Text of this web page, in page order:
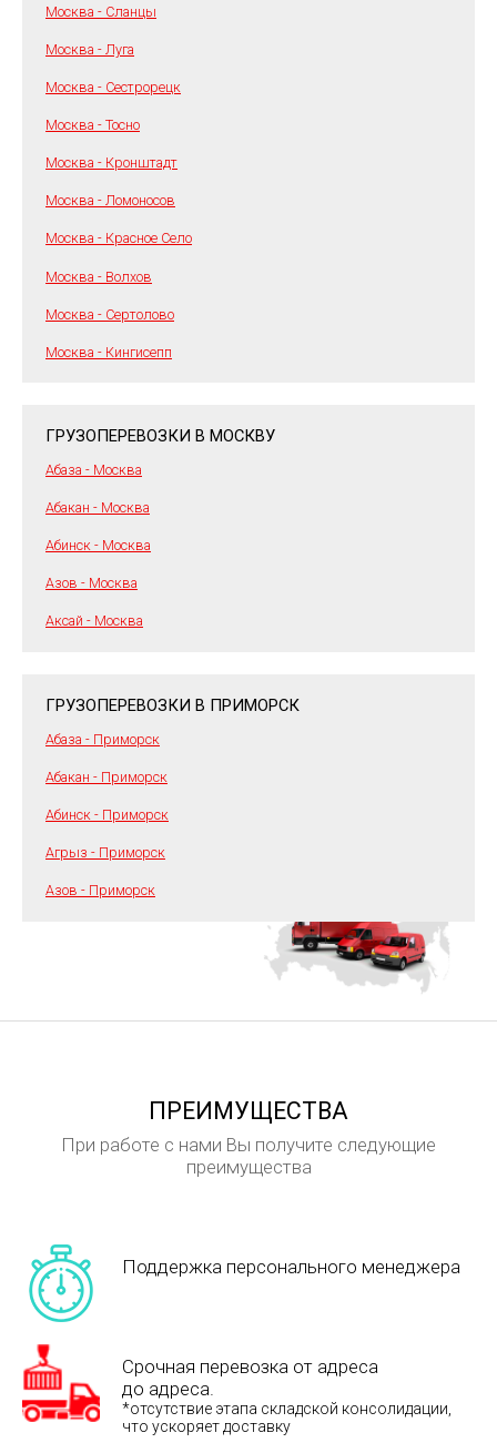
Москва - Сланцы
Москва - Луга
Москва - Сестрорецк
Москва - Тосно
Москва - Кронштадт
Москва - Ломоносов
Москва - Красное Село
Москва - Волхов
Москва - Сертолово
Москва - Кингисепп
ГРУЗОПЕРЕВОЗКИ В МОСКВУ
Абаза - Москва
Абакан - Москва
Абинск - Москва
Азов - Москва
Аксай - Москва
ГРУЗОПЕРЕВОЗКИ В ПРИМОРСК
Абаза - Приморск
Абакан - Приморск
Абинск - Приморск
Агрыз - Приморск
Азов - Приморск
ПРЕИМУЩЕСТВА
При работе с нами Вы получите следующие
преимущества
Поддержка персонального менеджера
Срочная перевозка от адреса
до адреса.
*отсутствие этапа складской консолидации,
что ускоряет доставку